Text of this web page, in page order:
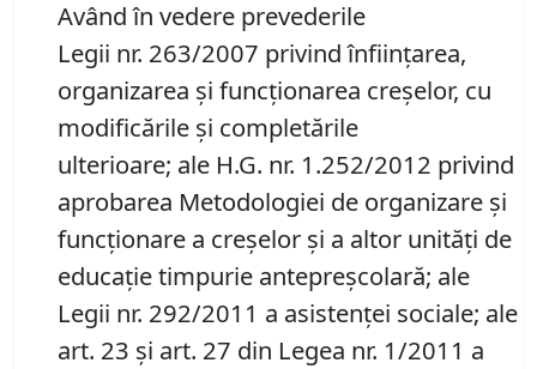
Având în vedere prevederile
Legii nr. 263/2007 privind înființarea,
organizarea și funcționarea creșelor, cu
modificările și completările
ulterioare; ale H.G. nr. 1.252/2012 privind
aprobarea Metodologiei de organizare și
funcționare a creșelor și a altor unități de
educație timpurie antepreșcolară; ale
Legii nr. 292/2011 a asistenței sociale; ale
art. 23 și art. 27 din Legea nr. 1/2011 a